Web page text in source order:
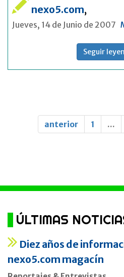
nexo5.com,
Jueves, 14 de Junio de 2007
Seguir
anterior 1 ...
ÚLTIMAS
Diez años de
nexo5.com magacín